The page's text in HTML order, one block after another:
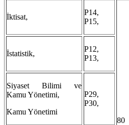
İktisat,
P14,
P15,
80
İstatistik,
P12,
P13,
Siyaset Bilimi ve
Kamu Yönetimi,
Kamu Yönetimi
P29,
P30,